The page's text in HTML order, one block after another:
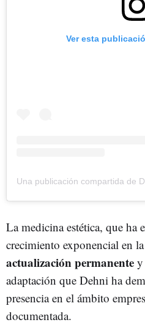
Ver esta
La medicina estética, que ha
crecimiento exponencial en
actualización permanente y
adaptación que Dehni ha
presencia en el ámbito
documentada.